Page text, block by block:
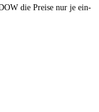
die Prei­se nur je ein­